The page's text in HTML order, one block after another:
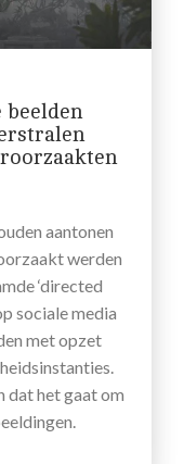
beelden
aantonen
werden
‘directed
sociale media
met opzet
dat het gaat om